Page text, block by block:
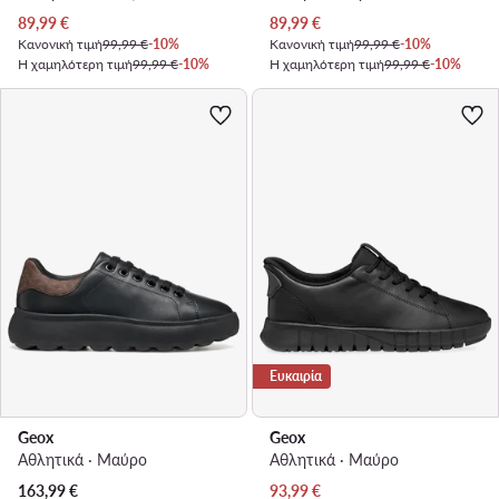
Τρέχουσα τιμή
89,99€
Κανονική τιμή99,99 €-10%
Η χαμηλότερη τιμή99,99 €-10%
Τρέχουσα τιμή
89,99€
Κανονική τιμή99,99 €-10%
Η χαμηλότερη τιμή99,99 €-10%
Geox
Αθλητικά · Μαύρο
163,99€
Ευκαιρία
Geox
Αθλητικά · Μαύρο
Τρέχουσα τιμή
93,99€